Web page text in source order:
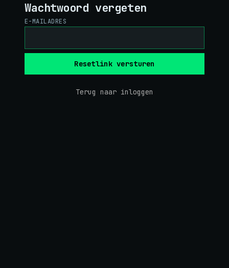
Wachtwoord vergeten
E-MAILADRES
Resetlink versturen
Terug naar inloggen